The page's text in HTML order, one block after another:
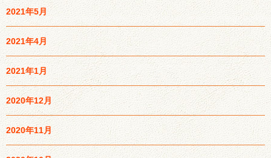
2021年5月
2021年4月
2021年1月
2020年12月
2020年11月